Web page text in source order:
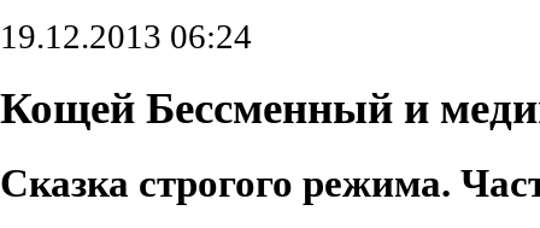
19.12.2013 06:24
Кощей Бессменный и
Сказка строгого режима.